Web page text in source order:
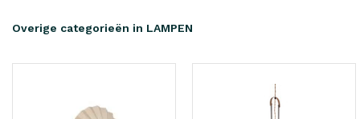
Overige categorieën in LAMPEN